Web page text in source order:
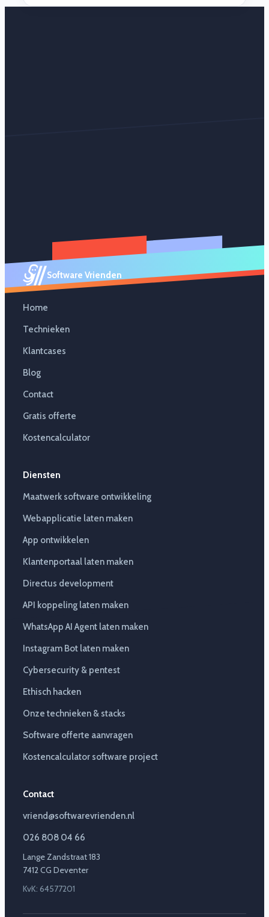
Software Vrienden
Home
Technieken
Klantcases
Blog
Contact
Gratis offerte
Kostencalculator
Diensten
Maatwerk software ontwikkeling
Webapplicatie laten maken
App ontwikkelen
Klantenportaal laten maken
Directus development
API koppeling laten maken
WhatsApp AI Agent laten maken
Instagram Bot laten maken
Cybersecurity & pentest
Ethisch hacken
Onze technieken & stacks
Software offerte aanvragen
Kostencalculator software project
Contact
vriend@softwarevrienden.nl
026 808 04 66
Lange Zandstraat 183
7412 CG Deventer
KvK: 64577201